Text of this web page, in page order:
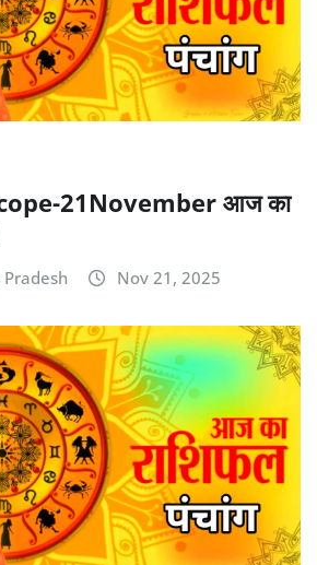
21November आज का
Nov 21, 2025